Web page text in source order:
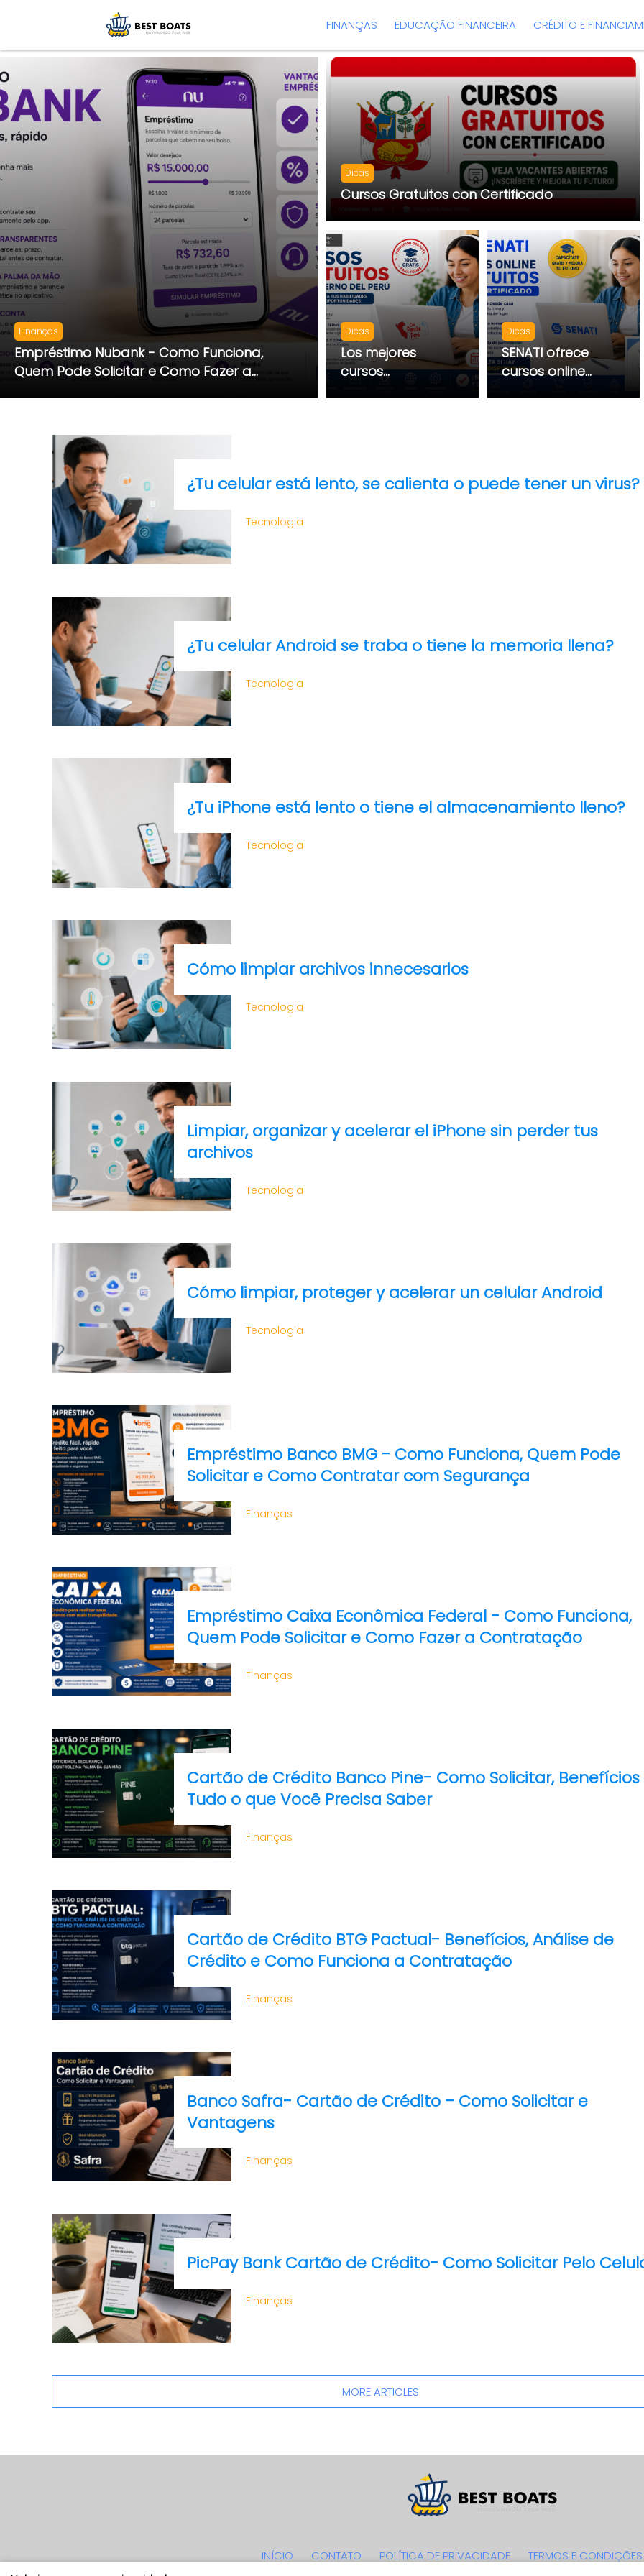
FINANÇAS EDUCAÇÃO FINANCEIRA CRÉDITO E
Finanças
Empréstimo Nubank - Como Funciona,
Quem Pode Solicitar e Como Fazer a
Dicas
Cursos Gratuitos con Certificado
Dicas
Los mejores
cursos
Dicas
SENATI ofrece
cursos online
¿Tu celular está lento, se calienta o puede tener un virus?
Tecnologia
¿Tu celular Android se traba o tiene la memoria llena?
Tecnologia
¿Tu iPhone está lento o tiene el almacenamiento lleno?
Tecnologia
Cómo limpiar archivos innecesarios
Tecnologia
Limpiar, organizar y acelerar el iPhone sin perder tus
archivos
Tecnologia
Cómo limpiar, proteger y acelerar un celular Android
Tecnologia
Empréstimo Banco BMG - Como Funciona, Quem Pode
Solicitar e Como Contratar com Segurança
Finanças
Empréstimo Caixa Econômica Federal - Como Funciona,
Quem Pode Solicitar e Como Fazer a Contratação
Finanças
Cartão de Crédito Banco Pine- Como Solicitar, Benefícios
Tudo o que Você Precisa Saber
Finanças
Cartão de Crédito BTG Pactual- Benefícios, Análise de
Crédito e Como Funciona a Contratação
Finanças
Banco Safra- Cartão de Crédito – Como Solicitar e
Vantagens
Finanças
PicPay Bank Cartão de Crédito- Como Solicitar Pelo
Finanças
MORE ARTICLES
INÍCIO CONTATO POLÍTICA DE PRIVACIDADE TERMOS E CONDIÇÕES